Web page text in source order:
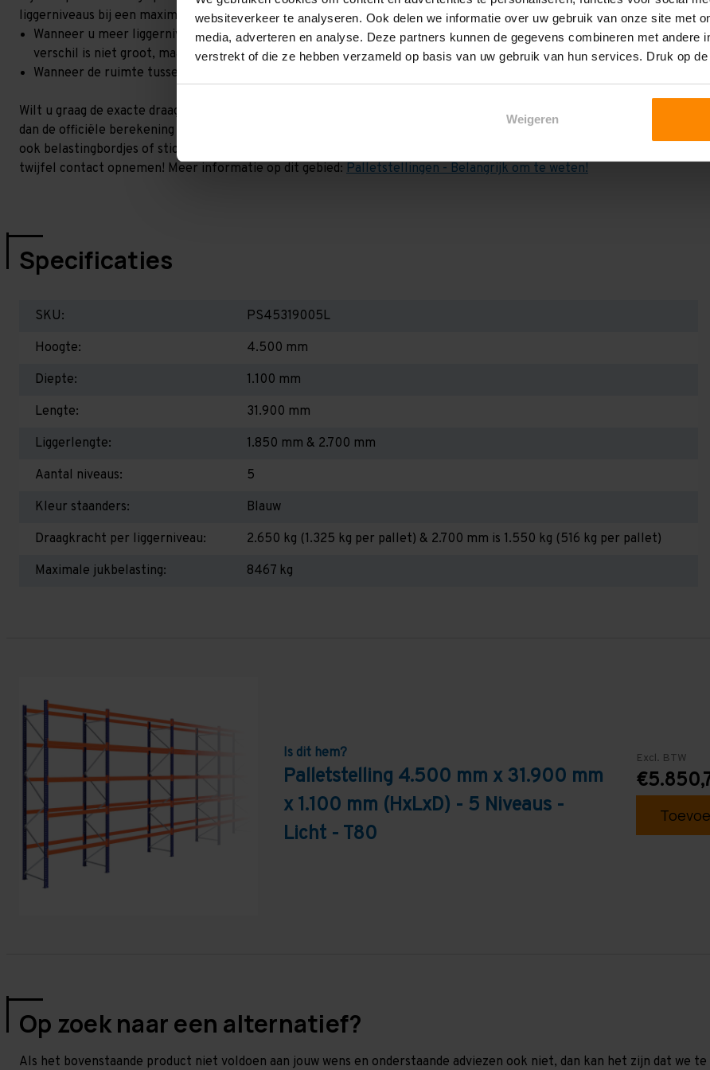
websiteverkeer te analyseren. Ook delen we informatie over uw gebruik van onze site met
media, adverteren en analyse. Deze partners kunnen de gegevens combineren met andere
verstrekt of die ze hebben verzameld op basis van uw gebruik van hun services. Druk op
Weigeren
liggerniveaus bij een maximale hoogteverschil. Goed om te weten:
Wanneer u meer liggerniveaus toevoegt, kan het zijn dat het draagvermogen per liggerniveau iets lager uit valt. Dit
verschil is niet groot, maar wel het beste om dit te laten berekenen!
Wanneer de ruimte tussen de liggerniveaus kleiner is dan 2,25 meter, valt de draagkracht juist iets hoger uit.
Wilt u graag de exacte draagkracht weten in uw situatie? Dan dient u even contact met ons op te nemen. Wij voeren
dan de officiële berekening uit. Dit doen we gratis en voor niets bij aankoop van een rij palletstellingen. Wij kunnen
ook belastingbordjes of stickers meeleveren waar de draagkracht van uw situatie op beschreven staat! Kortom, bij
twijfel contact opnemen! Meer informatie op dit gebied: Palletstellingen - Belangrijk om te weten!
Specificaties
SKU:
PS45319005L
Hoogte:
4.500 mm
Diepte:
1.100 mm
Lengte:
31.900 mm
Liggerlengte:
1.850 mm & 2.700 mm
Aantal niveaus:
5
Kleur staanders:
Blauw
Draagkracht per liggerniveau:
2.650 kg (1.325 kg per pallet) & 2.700 mm is 1.550 kg (516 kg per pallet)
Maximale jukbelasting:
8467 kg
Is dit hem?
Palletstelling 4.500 mm x 31.900 mm
x 1.100 mm (HxLxD) - 5 Niveaus -
Licht - T80
Excl. BTW
Op zoek naar een alternatief?
Als het bovenstaande product niet voldoen aan jouw wens en onderstaande adviezen ook niet, dan kan het zijn dat we